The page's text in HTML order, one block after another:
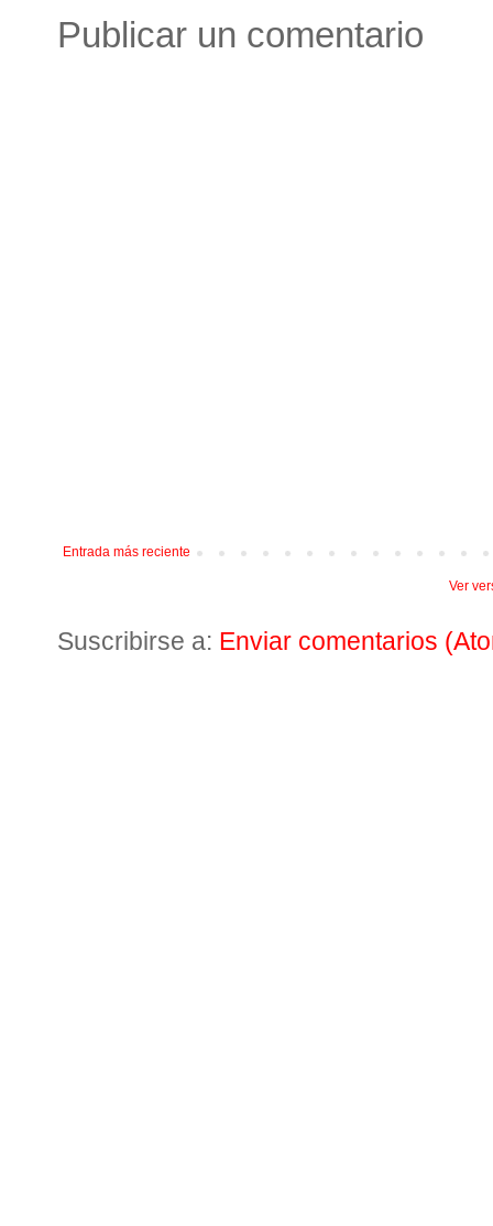
Publicar un comentario
Entrada más reciente
Ver
Suscribirse a: Enviar comentarios